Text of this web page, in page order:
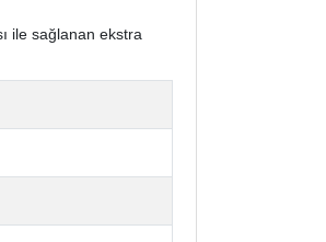
ile sağlanan ekstra